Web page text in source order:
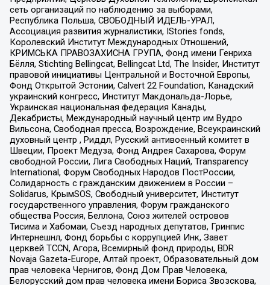
сеть организаций по наблюдению за выборами,
Республика Польша, СВОБОДНЫЙ ИДЕЛЬ-УРАЛ,
Ассоциация развития журналистики, IStories fonds,
Королевский Институт Международных Отношений,
КРИМСЬКА ПРАВОЗАХИСНА ГРУПА, Фонд имени Генриха
Бёлля, Stichting Bellingcat, Bellingcat Ltd, The Insider, Институт
правовой инициативы Центральной и Восточной Европы,
Фонд Открытой Эстонии, Calvert 22 Foundation, Канадский
украинский конгресс, Институт Макдональда-Лорье,
Украинская национальная федерация Канады,
Декабристы, Международный научный центр им Вудро
Вильсона, Свободная пресса, Возрождение, Всеукраинский
духовный центр , Риддл, Русский антивоенный комитет в
Швеции, Проект Медуза, Фонд Андрея Сахарова, Форум
свободной России, Лига Свободных Наций, Transparеncy
International, Форум Свободных Народов ПостРоссии,
Солидарность с гражданским движением в России –
Solidarus, КрымSOS, Свободный университет, Институт
государственного управления, Форум гражданского
общества Россия, Беллона, Союз жителей островов
Тисима и Хабомаи, Съезд народных депутатов, Гринпис
Интернешнл, Фонд борьбы с коррупцией Инк, Завет
церквей TCCN, Агора, Всемирный фонд природы, BDR
Novaja Gazeta-Europe, Алтай проект, Образовательный дом
прав человека Чернигов, Фонд Дом Прав Человека,
Белорусский дом прав человека имени Бориса Звозскова,